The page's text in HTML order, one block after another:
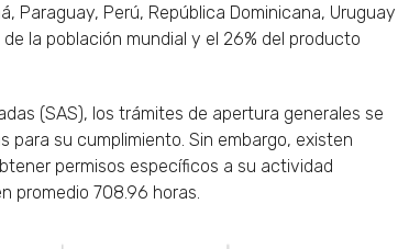
Paraguay, Perú, República Dominicana, Uruguay
la población mundial y el 26% del producto
(SAS), los trámites de apertura generales se
para su cumplimiento. Sin embargo, existen
permisos específicos a su actividad
promedio 708.96 horas.